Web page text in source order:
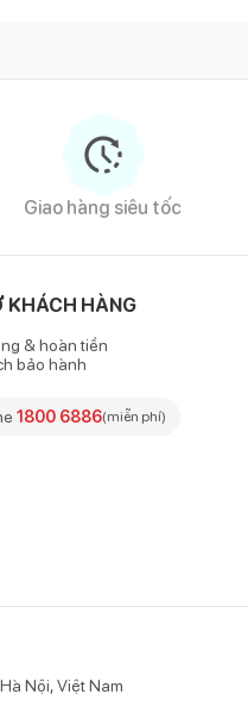
Giao hàng siêu tốc
KHÁCH HÀNG
& hoàn tiền
bảo hành
1800 6886(miễn phí)
Nội, Việt Nam